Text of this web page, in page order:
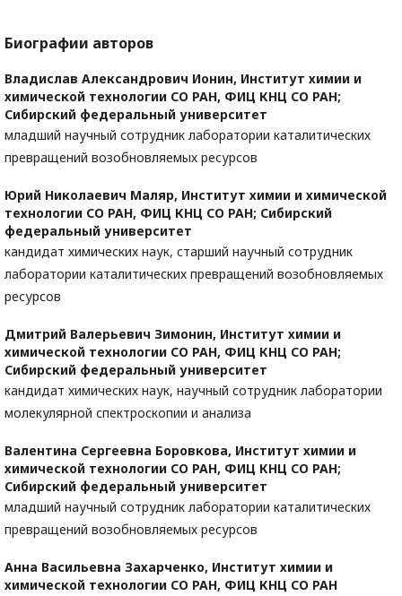
Биографии авторов
Владислав Александрович Ионин, Институт химии и
химической технологии СО РАН, ФИЦ КНЦ СО РАН;
Сибирский федеральный университет
младший научный сотрудник лаборатории каталитических
превращений возобновляемых ресурсов
Юрий Николаевич Маляр, Институт химии и химической
технологии СО РАН, ФИЦ КНЦ СО РАН; Сибирский
федеральный университет
кандидат химических наук, старший научный сотрудник
лаборатории каталитических превращений возобновляемых
ресурсов
Дмитрий Валерьевич Зимонин, Институт химии и
химической технологии СО РАН, ФИЦ КНЦ СО РАН;
Сибирский федеральный университет
кандидат химических наук, научный сотрудник лаборатории
молекулярной спектроскопии и анализа
Валентина Сергеевна Боровкова, Институт химии и
химической технологии СО РАН, ФИЦ КНЦ СО РАН;
Сибирский федеральный университет
младший научный сотрудник лаборатории каталитических
превращений возобновляемых ресурсов
Анна Васильевна Захарченко, Институт химии и
химической технологии СО РАН, ФИЦ КНЦ СО РАН